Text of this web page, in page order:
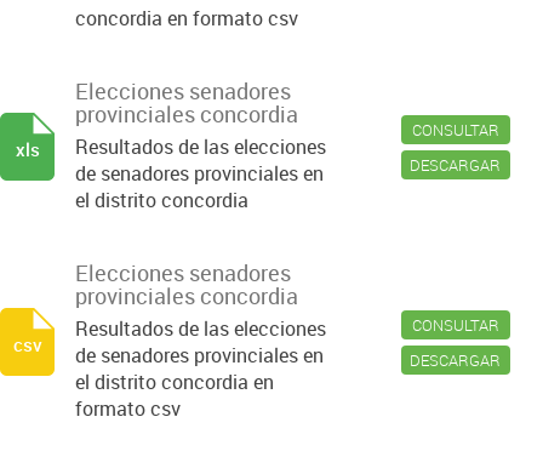
concordia en formato csv
CONSULTAR
DESCARGAR
Elecciones senadores
provinciales concordia
Resultados de las elecciones
de senadores provinciales en
el distrito concordia
xls
CONSULTAR
DESCARGAR
Elecciones senadores
provinciales concordia
Resultados de las elecciones
de senadores provinciales en
el distrito concordia en
formato csv
csv